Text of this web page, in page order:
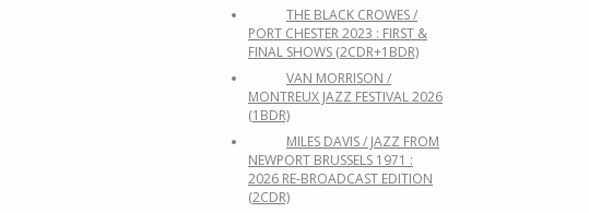
THE BLACK CROWES /
PORT CHESTER 2023 : FIRST &
FINAL SHOWS (2CDR+1BDR)
VAN MORRISON /
MONTREUX JAZZ FESTIVAL 2026
(1BDR)
MILES DAVIS / JAZZ FROM
NEWPORT BRUSSELS 1971 :
2026 RE-BROADCAST EDITION
(2CDR)